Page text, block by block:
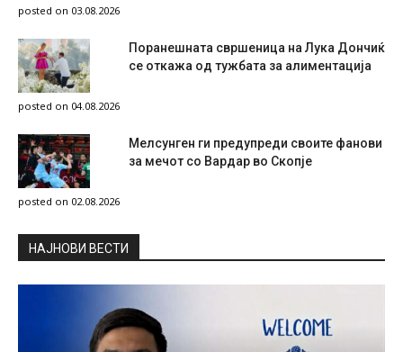
posted on 03.08.2026
Поранешната свршеница на Лука Дончиќ
се откажа од тужбата за алиментација
posted on 04.08.2026
Мелсунген ги предупреди своите фанови
за мечот со Вардар во Скопје
posted on 02.08.2026
НAЈНОВИ ВЕСТИ